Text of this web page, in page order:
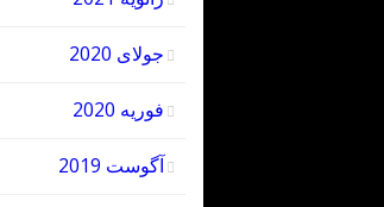
جولای 2020
فوریه 2020
آگوست 2019